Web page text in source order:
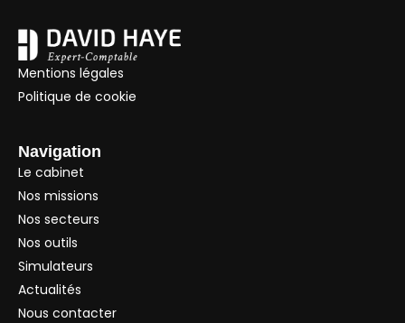
Mentions légales
Politique de cookie
Navigation
Le cabinet
Nos missions
Nos secteurs
Nos outils
Simulateurs
Actualités
Nous contacter